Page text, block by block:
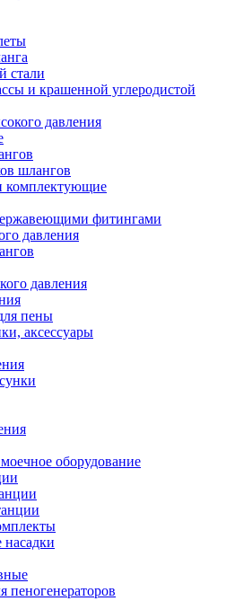
стали
и крашенной углеродистой
давления
шлангов
фитингами
давления
давления
пены
аксессуары
оборудование
пеногенераторов